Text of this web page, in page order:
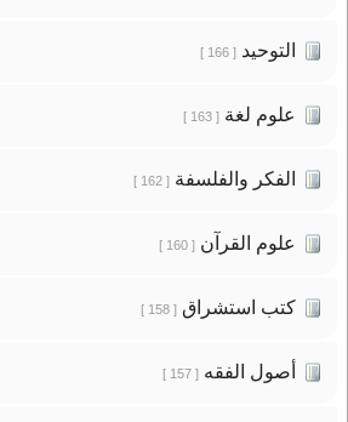
التوحيد[ 166 ]
علوم لغة[ 163 ]
الفكر والفلسفة[ 162 ]
علوم القرآن[ 160 ]
كتب استشراق[ 158 ]
أصول الفقه[ 157 ]